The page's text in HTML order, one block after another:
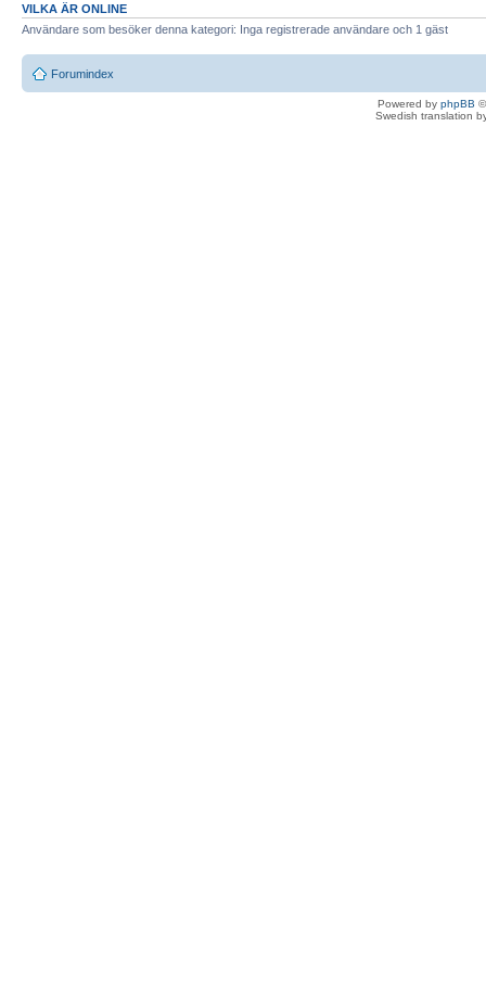
VILKA ÄR ONLINE
Användare som besöker denna kategori: Inga registrerade användare och 1 gäst
Forumindex
Powered by phpBB
Swedish translation